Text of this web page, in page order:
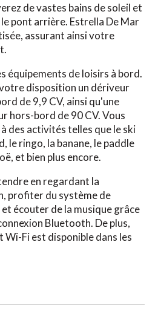
de vastes bains de soleil et
pont arrière. Estrella De Mar
assurant ainsi votre
équipements de loisirs à bord.
disposition un dériveur
de 9,9 CV, ainsi qu'une
hors-bord de 90 CV. Vous
des activités telles que le ski
le ringo, la banane, le paddle
et bien plus encore.
en regardant la
profiter du système de
écouter de la musique grâce
Bluetooth. De plus,
Wi-Fi est disponible dans les